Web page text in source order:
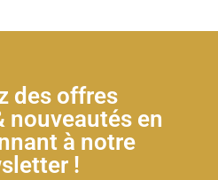
des offres
nouveautés en
à notre
!